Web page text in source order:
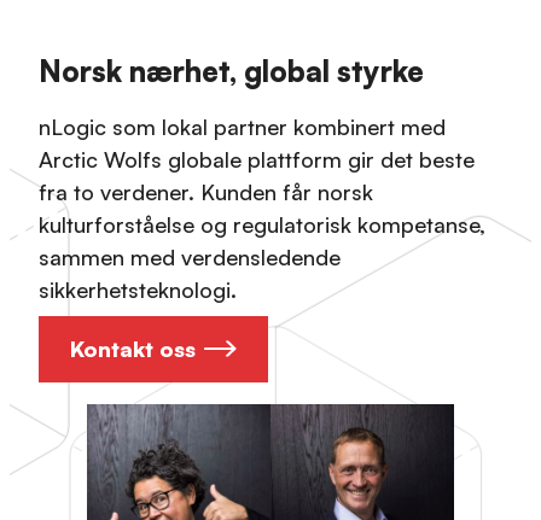
Norsk nærhet, global styrke
nLogic som lokal partner kombinert med
Arctic Wolfs globale plattform gir det beste
fra to verdener. Kunden får norsk
kulturforståelse og regulatorisk kompetanse,
sammen med verdensledende
sikkerhetsteknologi.
Kontakt oss